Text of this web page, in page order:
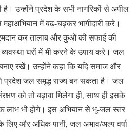
है। उन्होंने प्रदेश के सभी नागरिकों से अपील
में बढ़-चढ़कर भागीदारी करे।
कर तालाब और कुओं की सफाई की
घरों में भी करने के उपाय करे। जल
रखें। उन्होंने कहा कि यदि समाज और
प्रदेश जल समृद्ध राज्य बन सकता है। जल
को तो बढ़ावा मिलेगा ही, साथ ही इसके
लाभ भी होंगे। इस अभियान से भू-जल स्तर
लिए और अधिक पानी, जल अभाव/अल्प वर्षा